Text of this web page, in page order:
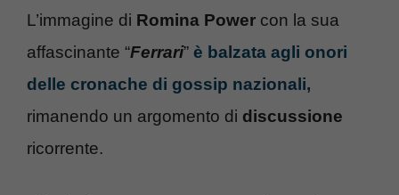
L’immagine di Romina Power con la sua
affascinante “Ferrari” è balzata agli onori
delle cronache di gossip nazionali,
rimanendo un argomento di discussione
ricorrente.